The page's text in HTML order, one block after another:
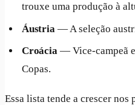
trouxe uma produção à
Áustria— A seleção
Croácia— Vice-campeã
Copas.
Essa lista tende a crescer